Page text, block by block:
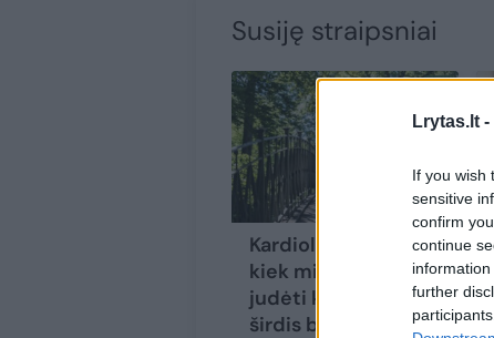
Lrytas.lt -
If you wish
sensitive
confirm
continue
further
Susiję straipsniai
Kardiologų žinia:
kiek minučių reikia
judėti kasdien, kad
širdis būtų sveika